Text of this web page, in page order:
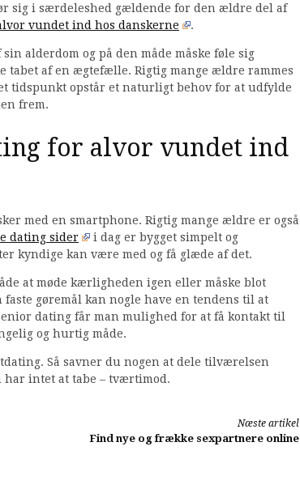
sig i særdeleshed gældende for den ældre del af
vundet ind hos danskerne .
alderdom og på den måde måske føle sig
tabet af en ægtefælle. Rigtig mange ældre rammes
tidspunkt opstår et naturligt behov for at udfylde
frem.
for alvor vundet ind
med en smartphone. Rigtig mange ældre er også
dating sider
i dag er bygget simpelt og
kyndige kan være med og få glæde af det.
at møde kærligheden igen eller måske blot
gøremål kan nogle have en tendens til at
dating får man mulighed for at få kontakt til
og hurtig måde.
Så savner du nogen at dele tilværelsen
har intet at tabe – tværtimod.
Næste artikel
Find nye og frække sexpartnere online